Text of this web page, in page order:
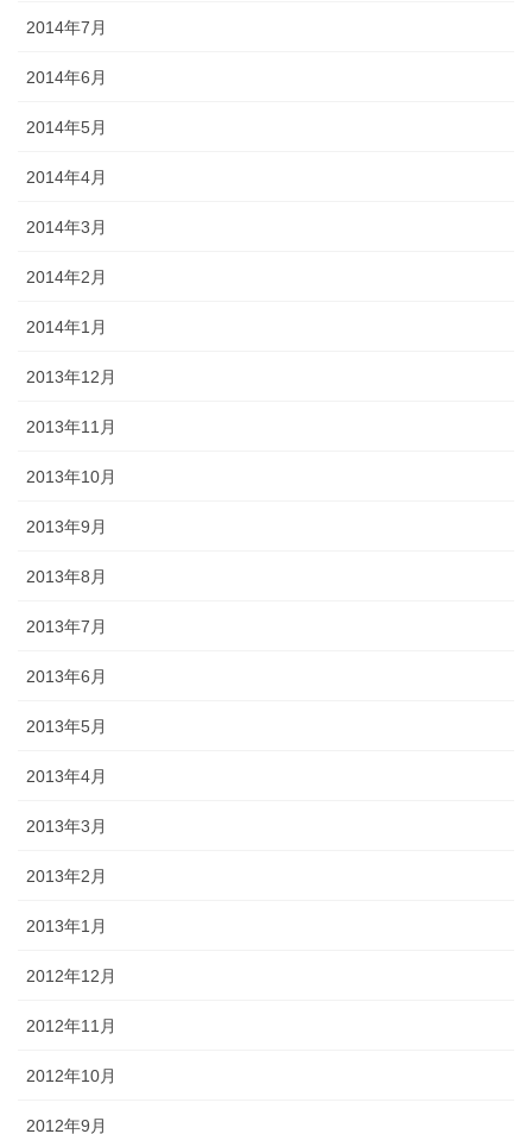
2014年7月
2014年6月
2014年5月
2014年4月
2014年3月
2014年2月
2014年1月
2013年12月
2013年11月
2013年10月
2013年9月
2013年8月
2013年7月
2013年6月
2013年5月
2013年4月
2013年3月
2013年2月
2013年1月
2012年12月
2012年11月
2012年10月
2012年9月